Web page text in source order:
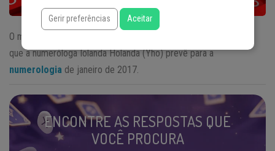
O mês de janeiro é um mês Díade, um mês de número 2. Veja o
que a numeróloga Iolanda Holanda (Yho) prevê para a
numerologia de janeiro de 2017.
ENCONTRE AS RESPOSTAS QUE
VOCÊ PROCURA
Gerir preferências Aceitar